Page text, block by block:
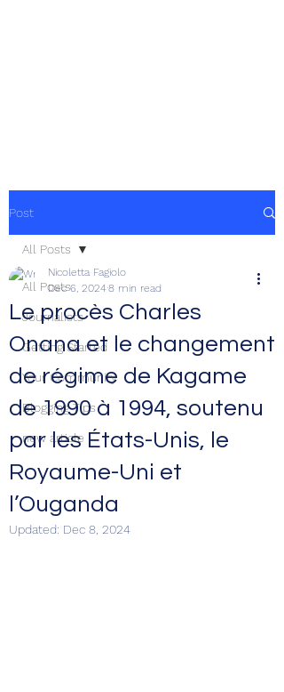
Post
All Posts
Journalists
Getting Started
Your Community
Blogging Tips
new article
All Posts
Le procès Charles
Onana et le changement
de régime de Kagame
de 1990 à 1994, soutenu
par les États-Unis, le
Royaume-Uni et
l’Ouganda
Nicoletta Fagiolo
Dec 6, 20248 min read
Updated: Dec 8, 2024